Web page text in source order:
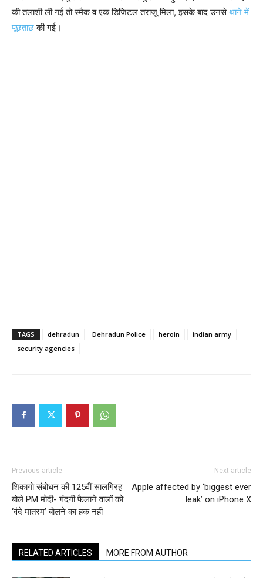
की तलाशी ली गई तो स्मैक व एक डिजिटल तराजू मिला, इसके बाद उनसेथाने में
पूछताछकी गई।
TAGS dehradun Dehradun Police heroin
indian army
security agencies
Previous article
शिकागो संबोधन की 125वीं सालगिरह
बोले PM मोदी- गंदगी फैलाने वालों को
‘वंदे मातरम’ बोलने का हक नहीं
Next article
Apple affected by ‘biggest ever
leak’ on iPhone X
RELATED ARTICLES MORE FROM AUTHOR